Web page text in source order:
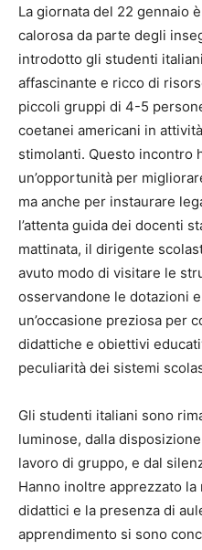
La giornata del 22 gennaio
calorosa da parte degli
introdotto gli studenti
affascinante e ricco di
piccoli gruppi di 4-5
coetanei americani in
stimolanti. Questo incontro
un’opportunità per
ma anche per instaurare
l’attenta guida dei docenti
mattinata, il dirigente
avuto modo di visitare le
osservandone le dotazioni
un’occasione preziosa per
didattiche e obiettivi
peculiarità dei sistemi
Gli studenti italiani sono
luminose, dalla
lavoro di gruppo, e dal
Hanno inoltre apprezzato
didattici e la presenza di
apprendimento si sono